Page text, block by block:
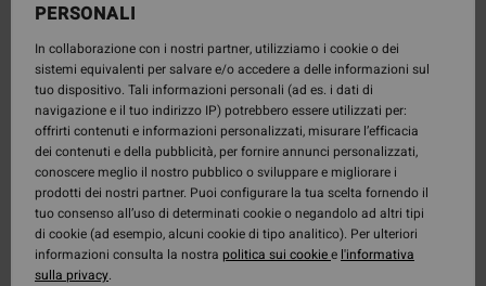
PERSONALI
In collaborazione con i nostri partner, utilizziamo i cookie o dei
sistemi equivalenti per salvare e/o accedere a delle informazioni sul
tuo dispositivo. Tali informazioni personali (ad es. i dati di
navigazione e il tuo indirizzo IP) potrebbero essere utilizzati per:
offrirti contenuti e informazioni personalizzati, misurare l’efficacia
dei contenuti e della pubblicità, per fornire annunci personalizzati,
conoscere meglio il nostro pubblico o sviluppare e migliorare i
prodotti dei nostri partner. Puoi configurare la tua scelta fornendo il
tuo consenso all’uso di determinati cookie o negandolo ad altri tipi
di cookie (ad esempio, alcuni cookie di tipo analitico). Per ulteriori
informazioni consulta la nostra politica sui cookiee l'informativa
sulla privacy.